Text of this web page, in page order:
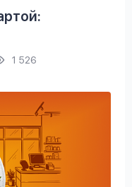
1 526